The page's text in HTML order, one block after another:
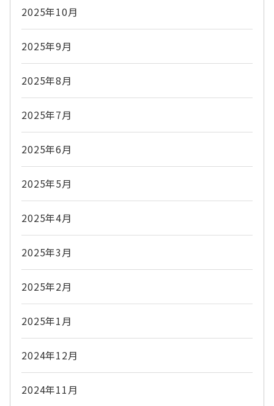
2025年10月
2025年9月
2025年8月
2025年7月
2025年6月
2025年5月
2025年4月
2025年3月
2025年2月
2025年1月
2024年12月
2024年11月